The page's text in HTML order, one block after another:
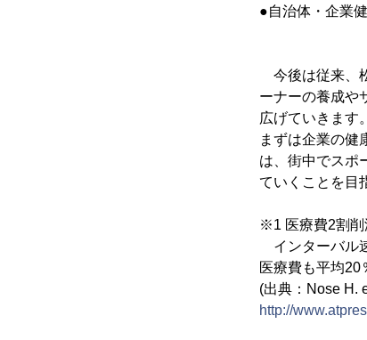
●自治体・企業
今後は従来、
ーナーの養成や
広げていきます。
まずは企業の健
は、街中でスポ
ていくことを目
※1 医療費2割削
インターバル
医療費も平均20
(出典：Nose H.
http://